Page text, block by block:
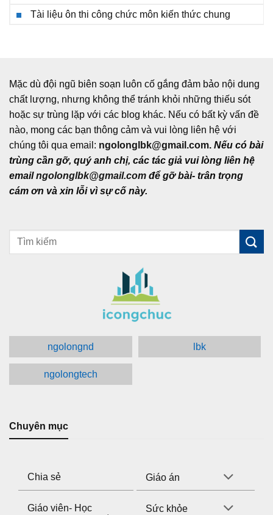
Tài liệu ôn thi công chức môn kiến thức chung
Mặc dù đội ngũ biên soạn luôn cố gắng đảm bảo nội dung
chất lượng, nhưng không thể tránh khỏi những thiếu sót
hoặc sự trùng lặp với các blog khác. Nếu có bất kỳ vấn đề
nào, mong các bạn thông cảm và vui lòng liên hệ với
chúng tôi qua email: ngolonglbk@gmail.com. Nếu có bài
trùng cần gỡ, quý anh chị, các tác giả vui lòng liên hệ
emailngolonglbk@gmail.com để gỡ bài- trân trọng
cám ơn và xin lỗi vì sự cố này.
ngolongnd lbk
ngolongtech
Chuyên mục
Chia sẻ Giáo án
Giáo viên- Học
Sức khỏe